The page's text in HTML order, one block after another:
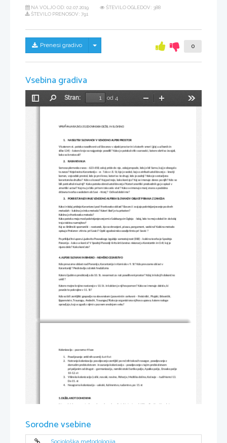
NA VOLJO OD: 02.07.2019
ŠTEVILO OGLEDOV: 388
ŠTEVILO PRENOSOV: 791
Prenesi gradivo Skrij/prikaži meni 0
Vsebina gradiva
Preklopi
Stran:
od 4
Pomanjšaj
VPRAŠANJA RAZVOJ ZGODOVINSKIH DEŽEL IN SLOVENCI
1. NASELITEV SLOVANOV V VZHODNO ALPSKI PROSTOR
V katerem st. poteka naselitveni val Slovanov v alpski prostor in iz katerih smeri (glej u učbenik in
slike 134) – katere kraje so najgosteje poselili? Kako je potekal stik s saroselci, katere obrti so izvajali,
kako so kmetovali?
2. KARANTANIJA
Samova plemeska zveza – 623-658, zakaj pride do nje, zakaj propade, kdo je bil Samo, kaj je obsegala
ta zveza? Knježevina Karantanija – sr. 7.do sr. 8. St, kje je sedež, kaj so atributi ustoličevanja – knežji
kamen, vojvodski prestol, kdo je prvi knez, kateri so še drugi, kdo je zadnji? Kako je sestavljena
karantanska družba?  Kdo so kosezi? Kaj počnejo, kako končajo? Kaj se imenuje danes po njih? Kdo so
bili patriarhalni sužnji?  Kako poteka obred ustoličevanja? Kateri aneriški predsednik ga je opisal v
ameriški ustavi? Kaj mu je bilo pri tem tako zelo všeč? Kako se imenuje manj znana a podobna
državna tvorba s sedežem ob Savi – Kranj?  Od kod dobi ime?
3. POKRISTJANJEVANJE VZHODNO ALPSKIH SLOVANOV OBLAST PRIHAJA Z ZAHODA
Kako in kdaj pridejo Karantanci pod Frankovsko oblast? Bavarci i zvajajo pokristjanjevanje po dveh
metodah – kakšna je irska metoda? Kateri škof je tu prisoten?
Kakšna je frankovska metoda?
Kako poteka meja med pokristjanjevanjem iz Salzburga in Ogleja  - kdaj, kdo to mejo določi in do kdaj
traja takšna razmejitev?
Kaj so Brižinski spomeniki – nastanek, kje so shranjeni, pisava, pergament, vsebina? Kakšno metodo
opisuje Prešeren v Krstu pri Savici? Opiši zgodovinsko ozadje Krsta pri Savici ?
Po priključitvi uporu Ljudevita Posavskega izgubijo samostojnost (818) – kakšna tvorba je Spodnja
Panonija – kako se konča? V Spodnji Panoniji širita krščanstvo nisionarja Konstantin in Ciril; kaj je
njuno delo? Kako končata?
4. ALPSKI SLOVANI IN RIMSKO – NEMŠKO CESARSTVO
Kdo prevzame oblast nad Panonijo, Karantanijo in Karniolo v 9. St? Kdo prevzame oblast v
Karantaniji? Predstavlja začetek fevdalizma
Katero ljudstvo predstavlja do 10. St. nevarnsot za naš poselitveni prostor? Kdaj in kdo jih dokončno
uniči?
Katere mejne krajine nastanejo v 10. St. in kakšen je njihov pomen? Kako se imenuje dežela, ki
poveže te pokrajine v 11. St?
Kdo so bili zemljiški gospodje na slovenskem (posvetni in cerkveni – Freisinški , Ptujski, Brixenški,
Eppenstein, Traunagu, Andechi, Traungau)?Kako je organizirana njihova uprava, katere naloge
opravljajo, kaj se zgodi z njimi v poznem srednjem veku?
Kolonizacija – poznamo 4 faze
1.
Poseljevanje antičnih ozemlj 6.st-9.st
2.
Notranja kolonizacija  poseljevanje zemljišč po rečnih tokovih navzgor, poseljevanje z
domačim prebivalstvom  in zunanja kolonizacija – poseljevanje s tujim prebivalstvom
pripeljanim od drugot – germanizacija, nemški otoki Sorško polje, Apaško polje, Dravsko polje
10-12. st
3.
Višinska kolonizacija (celki, novaki, novine, Pohorje, Mežiška dolina, Kočevje – tudi Nemci 13.
Do 15. st
4.
Neagrarna kolonizacija – uskoki, fužinsrstvo, rudarstvo, po 15. st
5. DEŽELA KOT DOMOVINA
Katere dežele se vzpostavijo na slovenskem območju in kje imajo sedež (Koroška, Kranjska – kaj
kdaj se šele vzpostavi domovinska zavest Valvasor-  opisuje Kranjsko sam je Nemec, piše v nemščini?
6. PLEMIŠKE RODBINE NA SLOVENSKEM IN OBLIKOVANJE DINASTIČNIH OZEMELJ
Naštej plemiške rodbina na slovenskem in kje se uveljavijo? Kako se v boj za rodbine vplete Otokar
Sorodne vsebine
Sociološka metodologija